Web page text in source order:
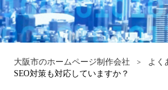
大阪市のホームページ制作会社 よく
SEO対策も対応していますか？